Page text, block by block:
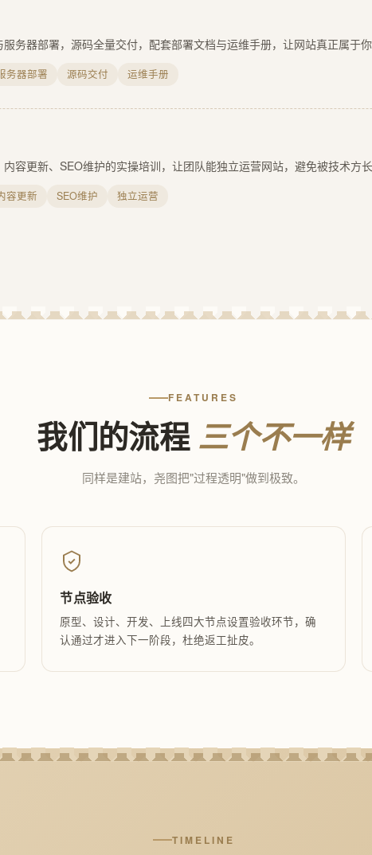
务器部署，源码全量交付，配套部署文档与运维手册，让网站真正属于你
务器部署 源码交付 运维手册
容更新、SEO维护的实操培训，让团队能独立运营网站，避免被技术方长
容更新 SEO维护 独立运营
FEATURES
我们的流程 三个不一样
同样是建站，尧图把"过程透明"做到极致。
节点验收
原型、设计、开发、上线四大节点设置验收环节，确
认通过才进入下一阶段，杜绝返工扯皮。
TIMELINE